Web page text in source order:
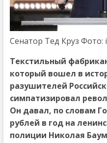
Сенатор Тед Круз Фото:
Текстильный
который вошел в
разушителей
симпатизировал
Он давал, по словам
рублей в год на
полиции Николая